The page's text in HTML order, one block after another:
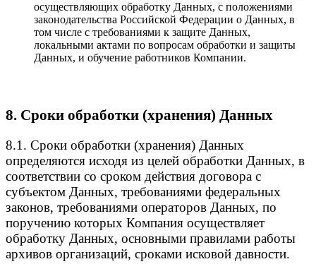
осуществляющих обработку Данных, с положениями
законодательства Российской Федерации о Данных, в
том числе с требованиями к защите Данных,
локальными актами по вопросам обработки и защиты
Данных, и обучение работников Компании.
8. Сроки обработки (хранения) Данных
8.1. Сроки обработки (хранения) Данных
определяются исходя из целей обработки Данных, в
соответствии со сроком действия договора с
субъектом Данных, требованиями федеральных
законов, требованиями операторов Данных, по
поручению которых Компания осуществляет
обработку Данных, основными правилами работы
архивов организаций, сроками исковой давности.